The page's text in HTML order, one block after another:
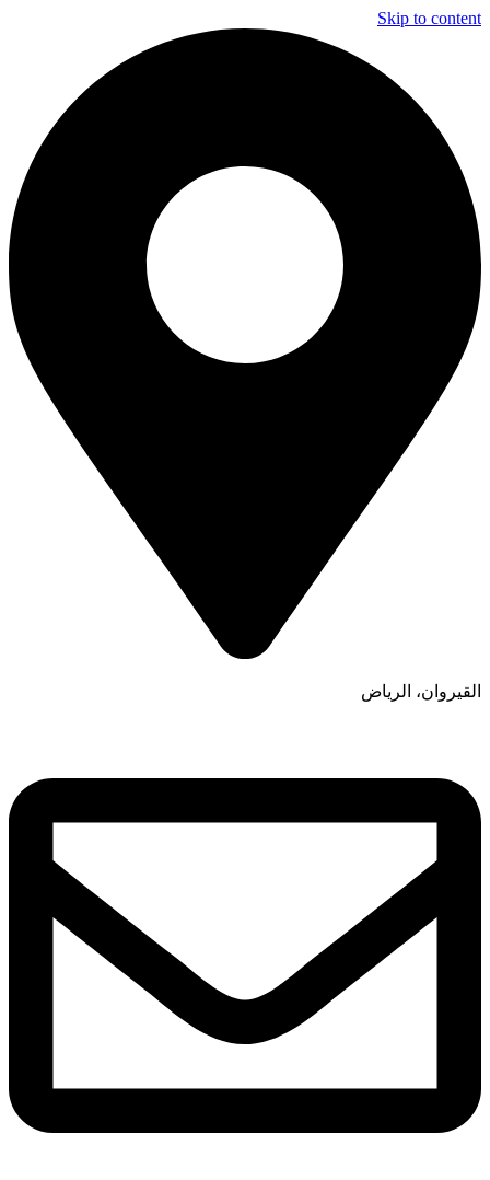
Skip to content
القيروان، الرياض